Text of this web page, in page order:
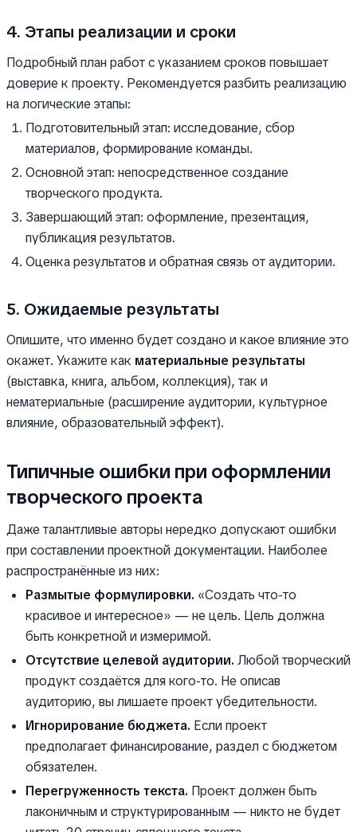
4. Этапы реализации и сроки
Подробный план работ с указанием сроков повышает
доверие к проекту. Рекомендуется разбить реализацию
на логические этапы:
Подготовительный этап: исследование, сбор
материалов, формирование команды.
Основной этап: непосредственное создание
творческого продукта.
Завершающий этап: оформление, презентация,
публикация результатов.
Оценка результатов и обратная связь от аудитории.
5. Ожидаемые результаты
Опишите, что именно будет создано и какое влияние это
окажет. Укажите как материальные результаты
(выставка, книга, альбом, коллекция), так и
нематериальные (расширение аудитории, культурное
влияние, образовательный эффект).
Типичные ошибки при оформлении
творческого проекта
Даже талантливые авторы нередко допускают ошибки
при составлении проектной документации. Наиболее
распространённые из них:
Размытые формулировки. «Создать что-то
красивое и интересное» — не цель. Цель должна
быть конкретной и измеримой.
Отсутствие целевой аудитории. Любой творческий
продукт создаётся для кого-то. Не описав
аудиторию, вы лишаете проект убедительности.
Игнорирование бюджета. Если проект
предполагает финансирование, раздел с бюджетом
обязателен.
Перегруженность текста. Проект должен быть
лаконичным и структурированным — никто не будет